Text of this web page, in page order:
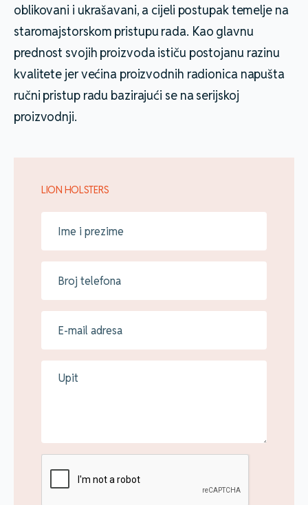
oblikovani i ukrašavani, a cijeli postupak temelje na
staromajstorskom pristupu rada. Kao glavnu
prednost svojih proizvoda ističu postojanu razinu
kvalitete jer većina proizvodnih radionica napušta
ručni pristup radu bazirajući se na serijskoj
proizvodnji.
LION HOLSTERS